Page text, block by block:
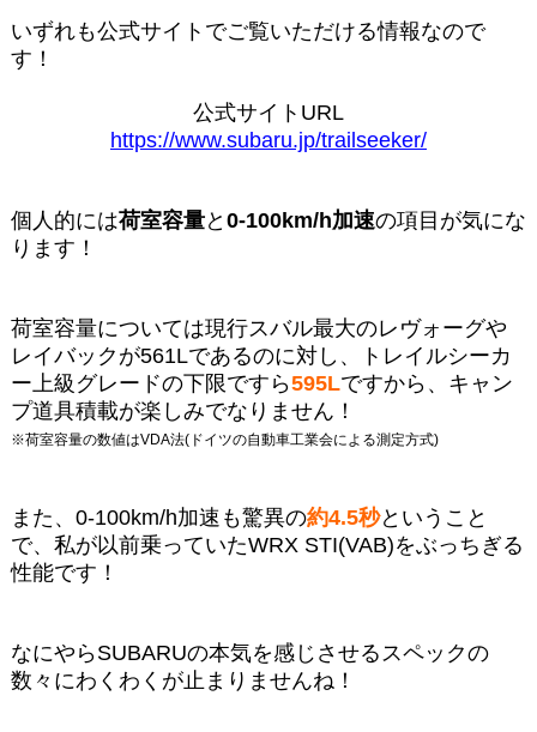
いずれも公式サイトでご覧いただける情報なので
す！
公式サイトURL
https://www.subaru.jp/trailseeker/
個人的には荷室容量と 0-100km/h加速の項目が気にな
ります！
荷室容量については現行スバル最大のレヴォーグや
レイバックが561Lであるのに対し、トレイルシーカ
ー上級グレードの下限ですら595Lですから、キャン
プ道具積載が楽しみでなりません！
※荷室容量の数値はVDA法(ドイツの自動車工業会による測定方式)
また、0-100km/h加速も驚異の約4.5秒ということ
で、私が以前乗っていたWRX STI(VAB)をぶっちぎる
性能です！
なにやらSUBARUの本気を感じさせるスペックの
数々にわくわくが止まりませんね！